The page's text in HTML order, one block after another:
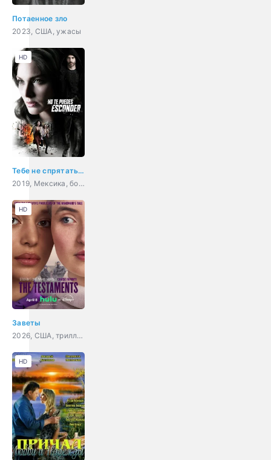
Потаенное зло
2023, США, ужасы
Тебе не спрятаться
2019, Мексика, боевик, криминал
HD
Заветы
2026, США, триллер, драма
HD
HD